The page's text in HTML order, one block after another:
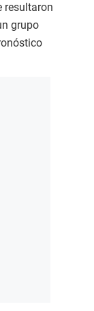
resultaron
grupo